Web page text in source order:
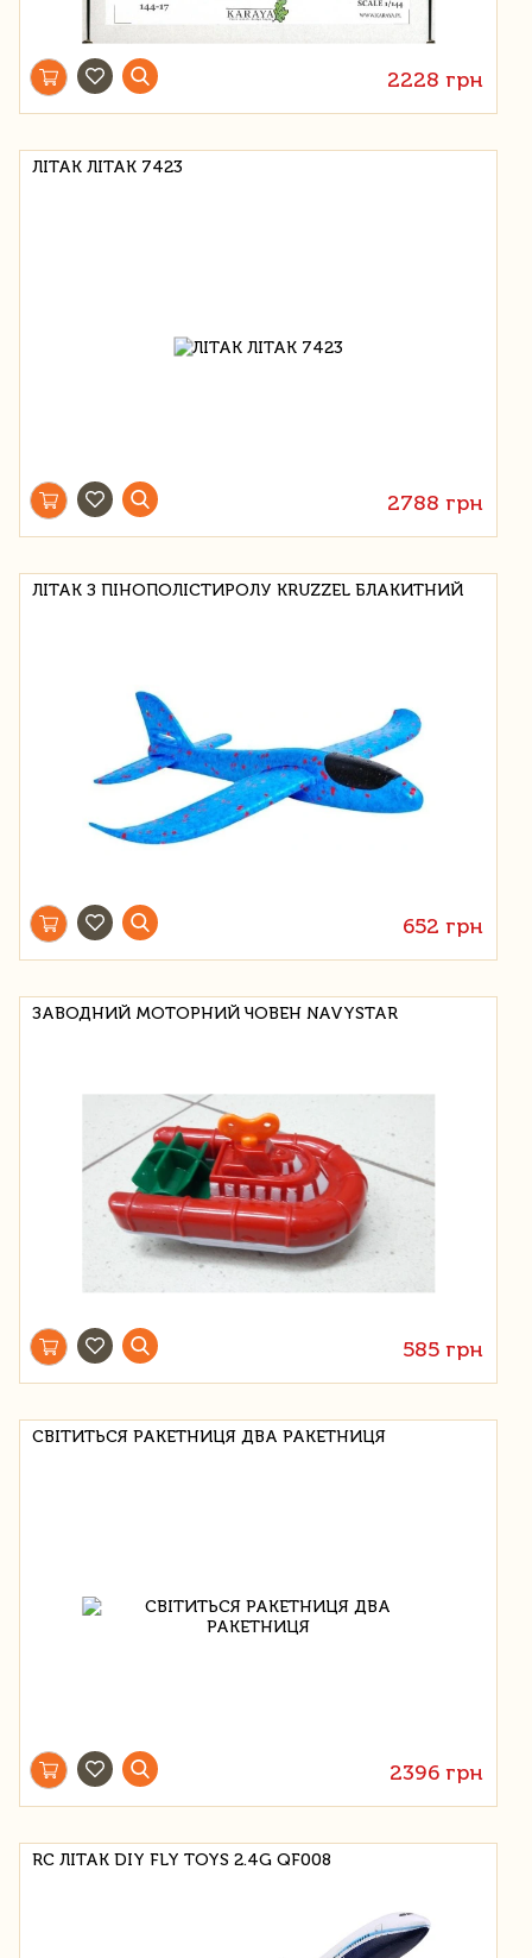
2228 грн
ЛІТАК ЛІТАК 7423
2788 грн
ЛІТАК З ПІНОПОЛІСТИРОЛУ KRUZZEL БЛАКИТНИЙ
652 грн
ЗАВОДНИЙ МОТОРНИЙ ЧОВЕН NAVYSTAR
585 грн
СВІТИТЬСЯ РАКЕТНИЦЯ ДВА РАКЕТНИЦЯ
2396 грн
RC ЛІТАК DIY FLY TOYS 2.4G QF008